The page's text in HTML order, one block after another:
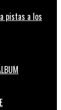
pistas a los